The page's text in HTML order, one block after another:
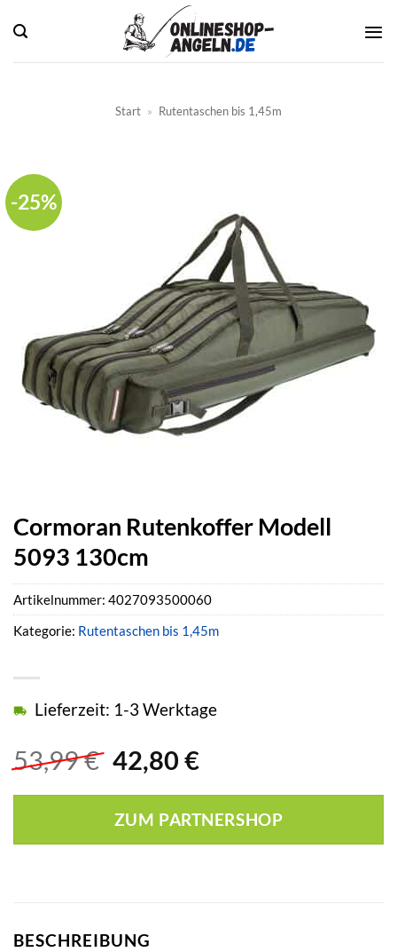
Inhalt
springen
Start » Rutentaschen bis 1,45m
-25%
Cormoran Rutenkoffer Modell
5093 130cm
53,99€ Ursprünglicher
war:
53,99 €
42,80 €Aktueller
ist:
42,80 €.
Lieferzeit: 1-3 Werktage
ZUM PARTNERSHOP
Artikelnummer: 4027093500060
Kategorie: Rutentaschen bis 1,45m
BESCHREIBUNG